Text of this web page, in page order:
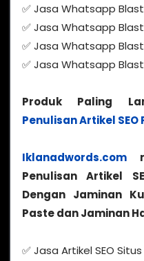
✅ Jasa Whatsapp
✅ Jasa Whatsapp
✅ Jasa Whatsapp
✅ Jasa Whatsapp Blast
Produk Paling
Penulisan Artikel
Iklanadwords.com
Penulisan Artikel
Dengan Jaminan
Paste dan Jaminan
✅ Jasa Artikel SEO